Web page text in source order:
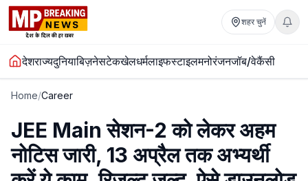
शहर चुनें
देशराज्यदुनियाबिज़नेसटेकखेलधर्मलाइफस्टाइलमनोरंजनजॉब/वेकैंसी
Home/Career
JEE Main सेशन-2 को लेकर अहम
नोटिस जारी, 13 अप्रैल तक अभ्यर्थी